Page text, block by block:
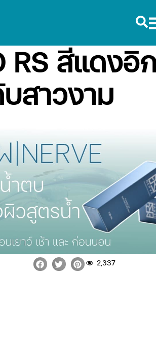
สีแดงอิ
สาวงาม
2,337